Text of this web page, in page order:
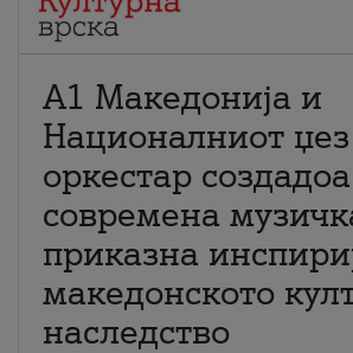
А1 Македонија и
Националниот џез
оркестар создадоа
современа
приказна
македонското
наследство